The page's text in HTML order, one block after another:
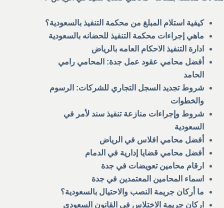
كيفية استلام المبلغ من محكمة التنفيذ بالسعودية؟
ماهي إجراءات محكمة التنفيذ للحضانه بالسعودية
ادارة التنفيذ الاحكام العامه بالرياض
أفضل محامي عقود عمل جدة: المحامي رامي
الحامد
شروط تجديد السجل التجاري للشركات: الرسوم
والخطوات
شروط وإجراءات منازعة تنفيذ سند لأمر في
السعودية
أفضل محامي افلاس في الرياض
أفضل محامي قضايا إدارية في الدمام
ارقام محامين تعويضات في جدة
اسماء المحامين المعتمدين في جدة
ما أركان جريمة النصب والاحتيال بالسعودية؟
اركان جريمة الاختلاس في القانون السعودي